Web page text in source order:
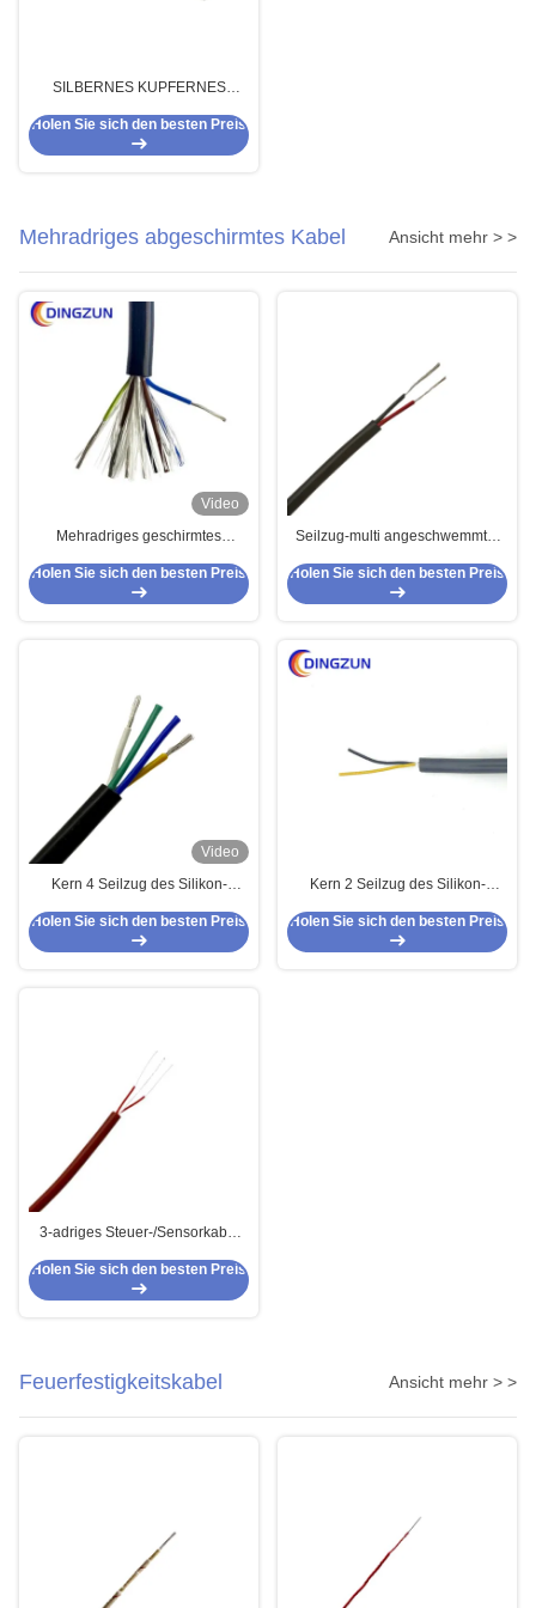
SILBERNES KUPFERNES
TRANSPARENTES KABEL DES
SENSOR-2CORE
Holen Sie sich den besten Preis
Mehradriges abgeschirmtes Kabel Ansicht mehr > >
Video
Mehradriges geschirmtes
ummanteltes Sensorkabel 9-adrig
Holen Sie sich den besten Preis
Seilzug-multi angeschwemmter
PVC-2core
Holen Sie sich den besten Preis
Video
Kern 4 Seilzug des Silikon-
Holen Sie sich den besten Preis
Kern 2 Seilzug des Silikon-
Holen Sie sich den besten Preis
3-adriges Steuer-/Sensorkabel
Silikonummantelung
Holen Sie sich den besten Preis
Feuerfestigkeitskabel Ansicht mehr > >